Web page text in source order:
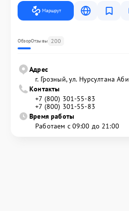
Маршрут
ОбзорОтзывы 200
Адрес
г. Грозный, ул. Нурсултана
Контакты
+7 (800) 301-55-83
+7 (800) 301-55-83
Время работы
Работаем с 09:00 до 21:00